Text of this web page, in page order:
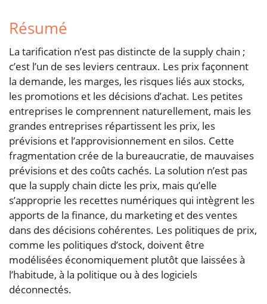
Résumé
La tarification n’est pas distincte de la supply chain ;
c’est l’un de ses leviers centraux. Les prix façonnent
la demande, les marges, les risques liés aux stocks,
les promotions et les décisions d’achat. Les petites
entreprises le comprennent naturellement, mais les
grandes entreprises répartissent les prix, les
prévisions et l’approvisionnement en silos. Cette
fragmentation crée de la bureaucratie, de mauvaises
prévisions et des coûts cachés. La solution n’est pas
que la supply chain dicte les prix, mais qu’elle
s’approprie les recettes numériques qui intègrent les
apports de la finance, du marketing et des ventes
dans des décisions cohérentes. Les politiques de prix,
comme les politiques d’stock, doivent être
modélisées économiquement plutôt que laissées à
l’habitude, à la politique ou à des logiciels
déconnectés.